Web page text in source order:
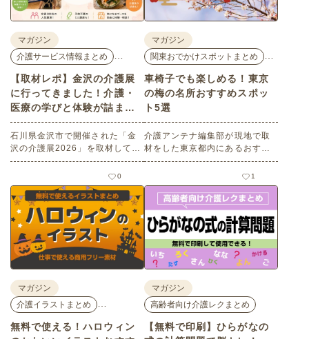
マガジン
介護サービス情報まとめ
…
【取材レポ】金沢の介護展
に行ってきました！介護・
医療の学びと体験が詰まっ
た1日。
石川県金沢市で開催された「金
沢の介護展2026」を取材してき
ました。医師による人気講演か
ら、気軽に参加できるミニ講
座、体験型の企業ブースまで、
介護・医療・健康の“学び・体
験・相談”が一度にできる、見ど
ころ満載のイベントの様子をレ
ポートします。
0
マガジン
関東おでかけスポットまとめ
…
車椅子でも楽しめる！東京
の梅の名所おすすめスポッ
ト5選
介護アンテナ編集部が現地で取
材をした東京都内にあるおすす
めの梅の名所を５選紹介しま
す。見どころはもちろんのこと
バリアフリーの設備面について
も紹介しているので、介護施設
などでの外出アクティビティの
事前チェックの際にぜひ参考に
してください。
1
マガジン
介護イラストまとめ
…
無料で使える！ハロウィン
マガジン
高齢者向け介護レクまとめ
【無料で印刷】ひらがなの